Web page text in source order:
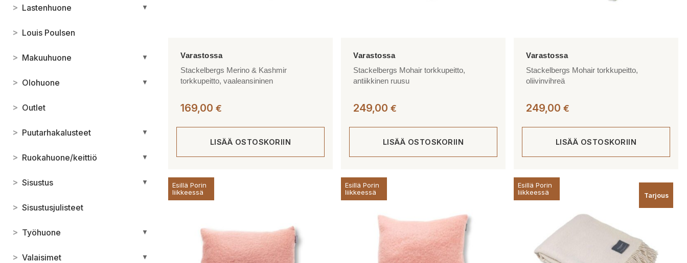
> Lastenhuone ▼
> Louis Poulsen
> Makuuhuone ▼
> Olohuone ▼
> Outlet
> Puutarhakalusteet ▼
> Ruokahuone/keittiö ▼
> Sisustus ▼
> Sisustusjulisteet
> Työhuone ▼
> Valaisimet ▼
Stackelbergs Merino & Kashmir
torkkupeitto, vaaleansininen
169,00 €
LISÄÄ OSTOSKORIIN
Stackelbergs Mohair torkkupeitto,
antiikkinen ruusu
249,00 €
LISÄÄ OSTOSKORIIN
Stackelbergs Mohair torkkupeitto,
oliivinvihreä
249,00 €
LISÄÄ OSTOSKORIIN
Esillä Porin
liikkeessä
Esillä Porin
liikkeessä
Esillä Porin
liikkeessä
Tarjous